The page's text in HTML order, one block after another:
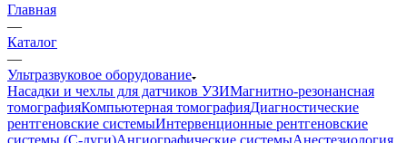
Главная
—
Каталог
—
Ультразвуковое оборудование
Насадки и чехлы для датчиков УЗИМагнитно-резонансная
томографияКомпьютерная томографияДиагностические
рентгеновские системыИнтервенционные рентгеновские
системы (С-дуги)Ангиографические системыАнестезиология